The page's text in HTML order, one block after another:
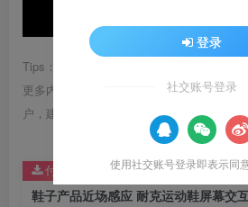
Tips：1.内容图片或视频可能会有压缩，若
更多内容（无展示酷水印）可在下方下载
户，建议用123云盘可获得更快的下载速度。
鞋子产品近场感应 耐克运动鞋屏幕交
付费资源
登录
社交账号登录
使用社交账号登录即表示同